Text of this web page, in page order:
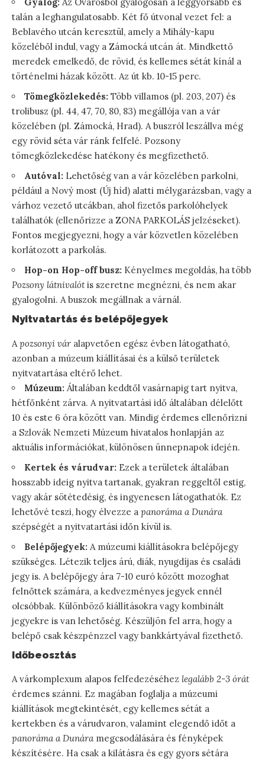
Gyalog: Az Óvárosból gyalogosan a leggyorsabb és
talán a leghangulatosabb. Két fő útvonal vezet fel: a
Beblavého utcán keresztül, amely a Mihály-kapu
közeléből indul, vagy a Zámocká utcán át. Mindkettő
meredek emelkedő, de rövid, és kellemes sétát kínál a
történelmi házak között. Az út kb. 10-15 perc.
Tömegközlekedés: Több villamos (pl. 203, 207) és
trolibusz (pl. 44, 47, 70, 80, 83) megállója van a vár
közelében (pl. Zámocká, Hrad). A buszról leszállva még
egy rövid séta vár ránk felfelé. Pozsony
tömegközlekedése hatékony és megfizethető.
Autóval: Lehetőség van a vár közelében parkolni,
például a Nový most (Új híd) alatti mélygarázsban, vagy a
várhoz vezető utcákban, ahol fizetős parkolóhelyek
találhatók (ellenőrizze a ZONA PARKOLÁS jelzéseket).
Fontos megjegyezni, hogy a vár közvetlen közelében
korlátozott a parkolás.
Hop-on Hop-off busz: Kényelmes megoldás, ha több
Pozsony látnivalótis szeretne megnézni, és nem akar
gyalogolni. A buszok megállnak a várnál.
Nyitvatartás és belépőjegyek
A pozsonyi vár alapvetően egész évben látogatható,
azonban a múzeum kiállításai és a külső területek
nyitvatartása eltérő lehet.
Múzeum: Általában keddtől vasárnapig tart nyitva,
hétfőnként zárva. A nyitvatartási idő általában délelőtt
10 és este 6 óra között van. Mindig érdemes ellenőrizni
a Szlovák Nemzeti Múzeum hivatalos honlapján az
aktuális információkat, különösen ünnepnapok idején.
Kertek és várudvar: Ezek a területek általában
hosszabb ideig nyitva tartanak, gyakran reggeltől estig,
vagy akár sötétedésig, és ingyenesen látogathatók. Ez
lehetővé teszi, hogy élvezze a panoráma a Dunára
szépségét a nyitvatartási időn kívül is.
Belépőjegyek: A múzeumi kiállításokra belépőjegy
szükséges. Létezik teljes árú, diák, nyugdíjas és családi
jegy is. A belépőjegy ára 7-10 euró között mozoghat
felnőttek számára, a kedvezményes jegyek ennél
olcsóbbak. Különböző kiállításokra vagy kombinált
jegyekre is van lehetőség. Készüljön fel arra, hogy a
belépő csak készpénzzel vagy bankkártyával fizethető.
Időbeosztás
A várkomplexum alapos felfedezéséhez legalább 2-3 órát
érdemes szánni. Ez magában foglalja a múzeumi
kiállítások megtekintését, egy kellemes sétát a
kertekben és a várudvaron, valamint elegendő időt a
panoráma a Dunára megcsodálására és fényképek
készítésére. Ha csak a kilátásra és egy gyors sétára